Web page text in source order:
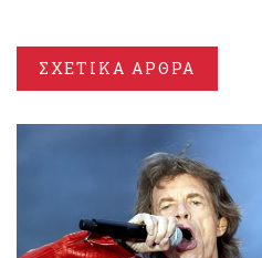
ΣΧΕΤΙΚΑ ΑΡΘΡΑ